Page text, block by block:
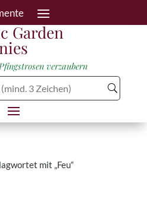
Garden
verzaubern
mit „Feu“